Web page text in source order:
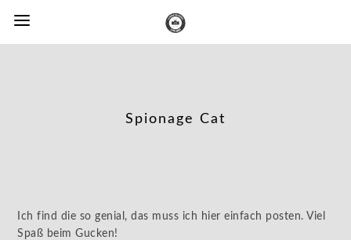
Spionage Cat
Ich find die so genial, das muss ich hier einfach posten. Viel
Spaß beim Gucken!